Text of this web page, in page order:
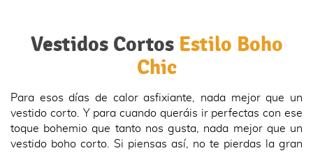
Vestidos Cortos Estilo Boho
Chic
Para esos días de calor asfixiante, nada mejor que un
vestido corto. Y para cuando queráis ir perfectas con ese
toque bohemio que tanto nos gusta, nada mejor que un
vestido boho corto. Si piensas así, no te pierdas la gran